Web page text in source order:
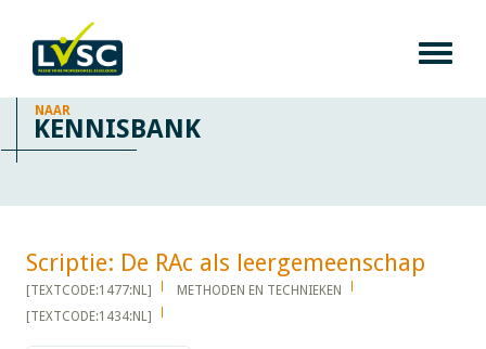
NAAR
KENNISBANK
Scriptie: De RAc als leergemeenschap​​​​​​
[TEXTCODE:1477:NL]
METHODEN EN TECHNIEKEN
[TEXTCODE:1434:NL]